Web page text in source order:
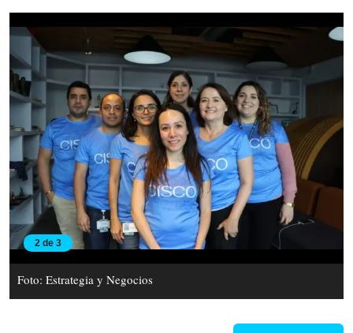
2 de 3
Foto: Estrategia y Negocios